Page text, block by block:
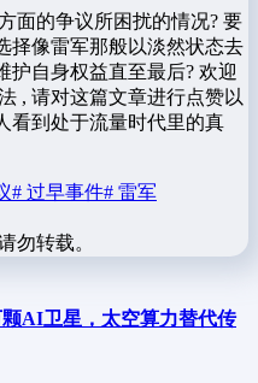
面的争议所困扰的情况? 要
择像雷军那般以淡然状态去
护自身权益直至最后? 欢迎
, 请对这篇文章进行点赞以
看到处于流量时代里的真
# 过早事件# 雷军
勿转载。
AI卫星，太空算力替代传